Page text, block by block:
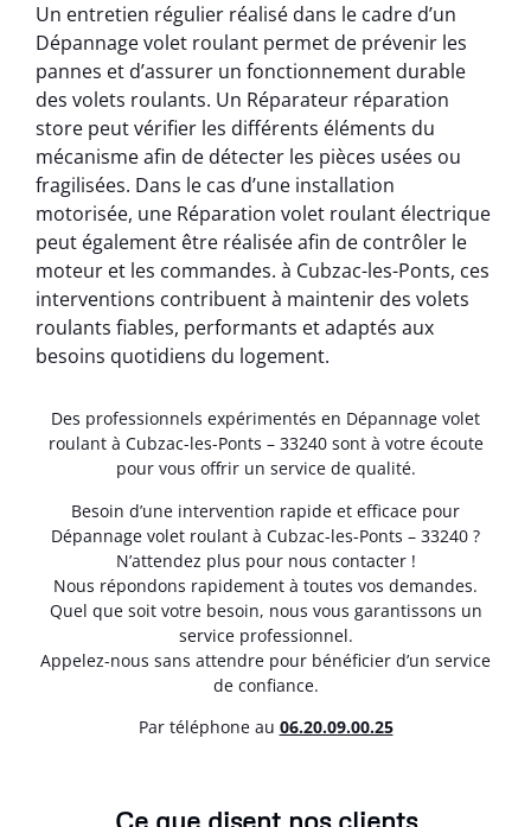
Un entretien régulier réalisé dans le cadre d’un
Dépannage volet roulant permet de prévenir les
pannes et d’assurer un fonctionnement durable
des volets roulants. Un Réparateur réparation
store peut vérifier les différents éléments du
mécanisme afin de détecter les pièces usées ou
fragilisées. Dans le cas d’une installation
motorisée, une Réparation volet roulant électrique
peut également être réalisée afin de contrôler le
moteur et les commandes. à Cubzac-les-Ponts, ces
interventions contribuent à maintenir des volets
roulants fiables, performants et adaptés aux
besoins quotidiens du logement.
Des professionnels expérimentés en Dépannage volet
roulant à Cubzac-les-Ponts – 33240 sont à votre écoute
pour vous offrir un service de qualité.
Besoin d’une intervention rapide et efficace pour
Dépannage volet roulant à Cubzac-les-Ponts – 33240 ?
N’attendez plus pour nous contacter !
Nous répondons rapidement à toutes vos demandes.
Quel que soit votre besoin, nous vous garantissons un
service professionnel.
Appelez-nous sans attendre pour bénéficier d’un service
de confiance.
Par téléphone au 06.20.09.00.25
Ce que disent nos clients